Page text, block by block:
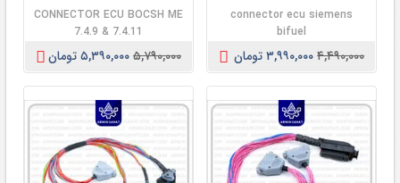
connector ecu siemens
bifuel
۴,۴۹۰,۰۰۰۳,۹۹۰,۰۰۰ تومان
CONNECTOR ECU BOCSH ME
7.4.9 & 7.4.11
۵,۷۹۰,۰۰۰۵,۳۹۰,۰۰۰ تومان